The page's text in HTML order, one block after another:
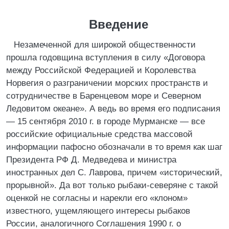
Введение
Незамеченной для широкой общественности
прошла годовщина вступления в силу «Договора
между Российской Федерацией и Королевства
Норвегия о разграничении морских пространств и
сотрудничестве в Баренцевом море и Северном
Ледовитом океане». А ведь во время его подписания
— 15 сентября 2010 г. в городе Мурманске — все
российские официальные средства массовой
информации пафосно обозначали в то время как шаг
Президента РФ Д. Медведева и министра
иностранных дел С. Лаврова, причем «исторический,
прорывной». Да вот только рыбаки-северяне с такой
оценкой не согласны и нарекли его «клоном»
известного, ущемляющего интересы рыбаков
России, аналогичного Соглашения 1990 г. о